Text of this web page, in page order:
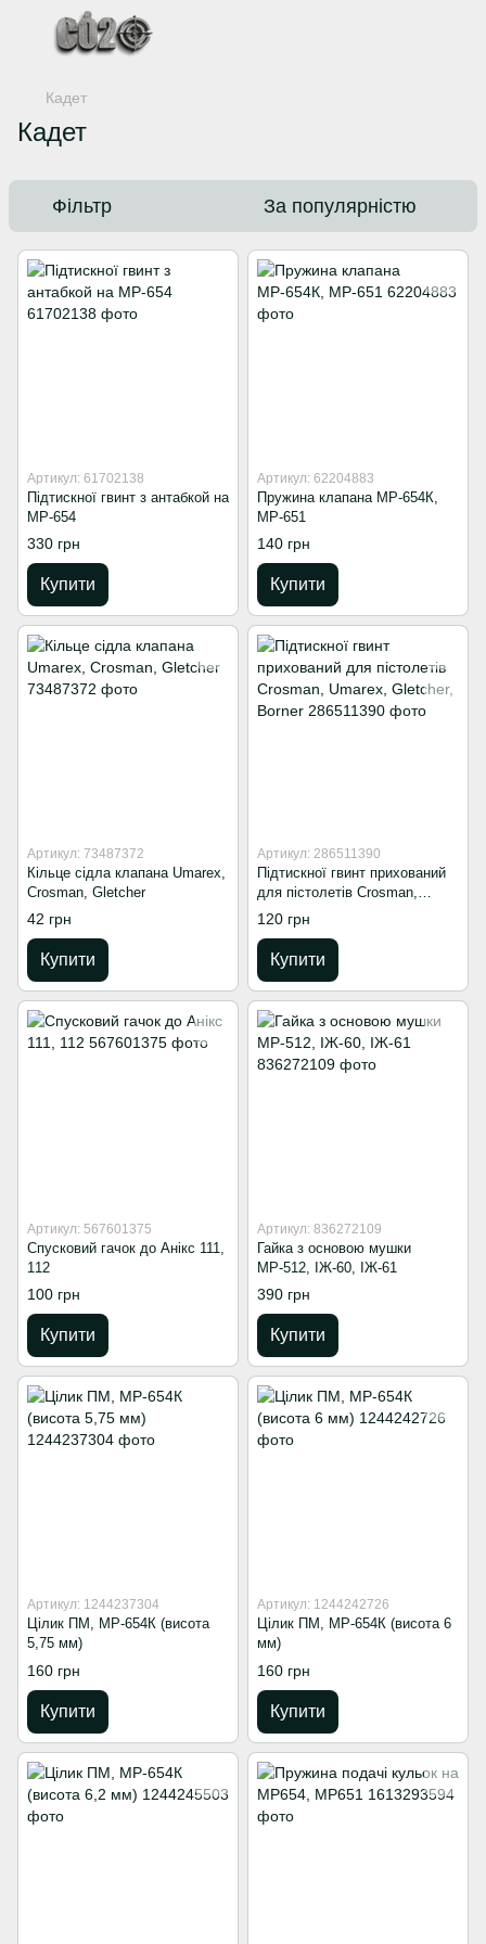
Кадет
Кадет
Фільтр За популярністю
Артикул: 61702138
Підтискної гвинт з антабкой на
МР-654
330 грн
Купити
Артикул: 62204883
Пружина клапана МР-654К,
МР-651
140 грн
Купити
Артикул: 73487372
Кільце сідла клапана Umarex,
Crosman, Gletcher
42 грн
Купити
Артикул: 286511390
Підтискної гвинт прихований
для пістолетів Crosman,
Umarex, Gletcher, Borner
120 грн
Купити
Артикул: 567601375
Спусковий гачок до Анікс 111,
112
100 грн
Купити
Артикул: 836272109
Гайка з основою мушки
МР-512, ІЖ-60, ІЖ-61
390 грн
Купити
Артикул: 1244237304
Цілик ПМ, МР-654К (висота
5,75 мм)
160 грн
Купити
Артикул: 1244242726
Цілик ПМ, МР-654К (висота 6
мм)
160 грн
Купити